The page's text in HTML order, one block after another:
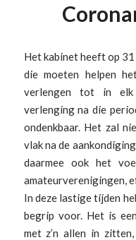
Het kabinet heeft op
die moeten helpen
verlengen tot in
verlenging na die
ondenkbaar. Het zal
vlak na de
daarmee ook het
amateurverenigingen,
In deze lastige tijden
begrip voor. Het is
met z’n allen in